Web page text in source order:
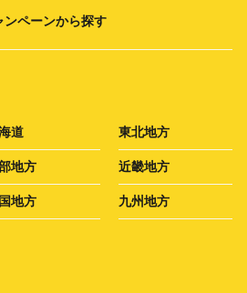
ンペーンから探す
道 東北地方
地方 近畿地方
地方 九州地方